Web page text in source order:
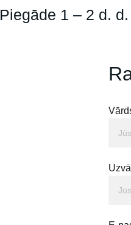
Piegāde 1 – 2 d.